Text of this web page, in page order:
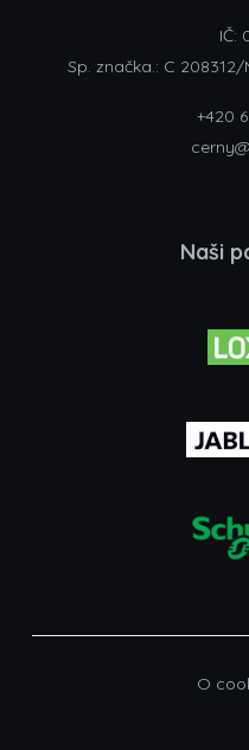
IČ:
Sp. značka.: C
+420
Naši
O